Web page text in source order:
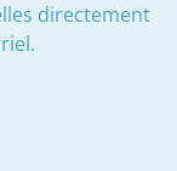
directement